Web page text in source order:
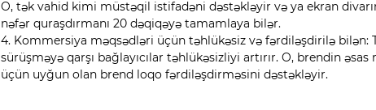
O, tək vahid kimi müstəqil istifadəni dəstəkləyir və ya ekran
nəfər quraşdırmanı 20 dəqiqəyə tamamlaya bilər.
4. Kommersiya məqsədləri üçün təhlükəsiz və fərdiləşdirilə bilən:
sürüşməyə qarşı bağlayıcılar təhlükəsizliyi artırır. O, brendin
üçün uyğun olan brend loqo fərdiləşdirməsini dəstəkləyir.